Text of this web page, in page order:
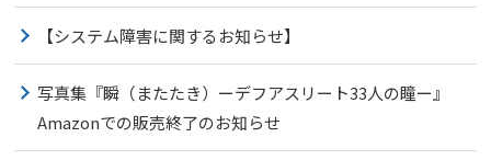
【システム障害に関するお知らせ】
写真集『瞬（またたき）ーデフアスリート33人の瞳ー』
Amazonでの販売終了のお知らせ